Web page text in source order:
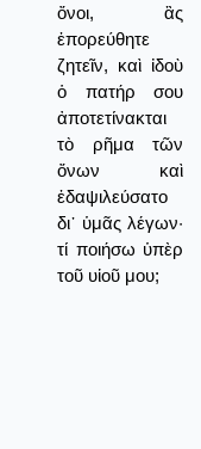
ὄνοι, ἃς
ἐπορεύθητε
ζητεῖν, καὶ ἰδοὺ
ὁ πατήρ σου
ἀποτετίνακται
τὸ ρῆμα τῶν
ὄνων καὶ
ἐδαψιλεύσατο
δι᾿ ὑμᾶς λέγων·
τί ποιήσω ὑπὲρ
τοῦ υἱοῦ μου;